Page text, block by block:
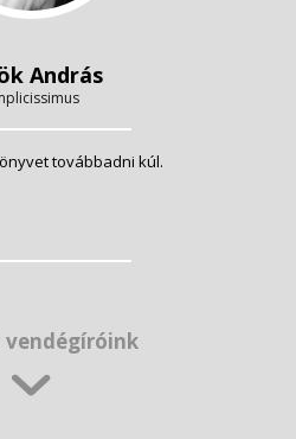
András
továbbadni kúl.
vendégíróink